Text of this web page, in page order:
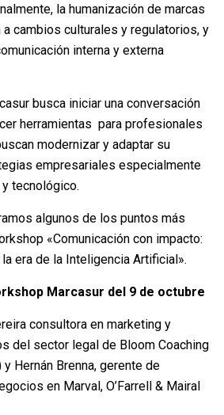
la humanización de marcas
cambios culturales y regulatorios, y
interna y externa
busca iniciar una conversación
herramientas para profesionales
modernizar y adaptar su
empresariales especialmente
tecnológico.
algunos de los puntos más
«Comunicación con impacto:
era de la Inteligencia Artificial».
Marcasur del 9 de octubre
consultora en marketing y
del sector legal de Bloom Coaching
Hernán Brenna, gerente de
en Marval, O’Farrell & Mairal